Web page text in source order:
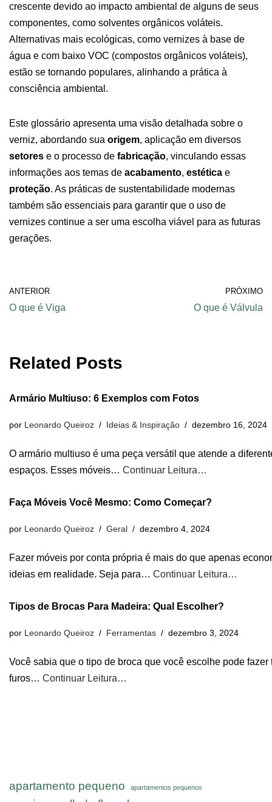
crescente devido ao impacto ambiental de alguns de seus
componentes, como solventes orgânicos voláteis.
Alternativas mais ecológicas, como vernizes à base de
água e com baixo VOC (compostos orgânicos voláteis),
estão se tornando populares, alinhando a prática à
consciência ambiental.
Este glossário apresenta uma visão detalhada sobre o
verniz, abordando sua origem, aplicação em diversos
setores e o processo de fabricação, vinculando essas
informações aos temas de acabamento, estética e
proteção. As práticas de sustentabilidade modernas
também são essenciais para garantir que o uso de
vernizes continue a ser uma escolha viável para as futuras
gerações.
ANTERIOR
O que é Viga
PRÓXIMO
O que é Válvula
Related Posts
Armário Multiuso: 6 Exemplos com Fotos
por Leonardo Queiroz Ideias & Inspiração dezembro 16, 2024
O armário multiuso é uma peça versátil que atende a
espaços. Esses móveis… Continuar Leitura…
Faça Móveis Você Mesmo: Como Começar?
por Leonardo Queiroz Geral dezembro 4, 2024
Fazer móveis por conta própria é mais do que apenas
ideias em realidade. Seja para… Continuar Leitura…
Tipos de Brocas Para Madeira: Qual Escolher?
por Leonardo Queiroz Ferramentas dezembro 3, 2024
Você sabia que o tipo de broca que você escolhe pode
furos… Continuar Leitura…
apartamento pequeno apartamentos pequenos